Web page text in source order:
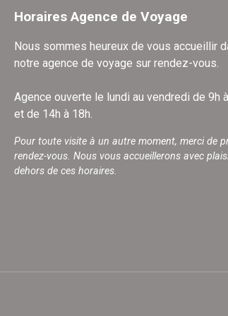
Horaires Agence de Voyage
Nous sommes heureux de vous accueillir
notre agence de voyage sur rendez-vous.
Agence ouverte le lundi au vendredi de 9h
et de 14h à 18h.
Pour toute visite à un autre moment, merci de
rendez-vous. Nous vous accueillerons avec
dehors de ces horaires.